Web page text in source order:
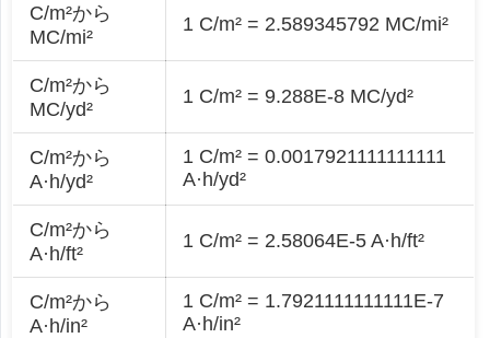
C/m²から
MC/mi²
1 C/m² = 2.589345792 MC/mi²
C/m²から
MC/yd²
1 C/m² = 9.288E-8 MC/yd²
C/m²から
A·h/yd²
1 C/m² = 0.0017921111111111
A·h/yd²
C/m²から
A·h/ft²
1 C/m² = 2.58064E-5 A·h/ft²
C/m²から
A·h/in²
1 C/m² = 1.7921111111111E-7
A·h/in²